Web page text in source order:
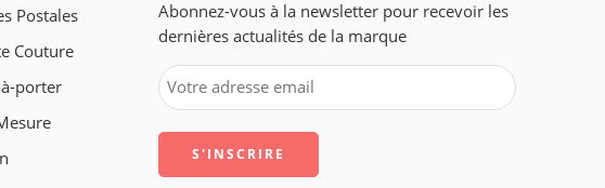
Postales
Couture
porter
Abonnez-vous à la newsletter pour recevoir les
dernières actualités de la marque